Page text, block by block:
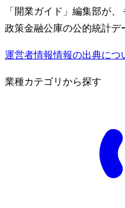
「開業ガイド」編集部が
政策金融公庫の公的統計デ
運営者情報情報の出典につ
業種カテゴリから探す